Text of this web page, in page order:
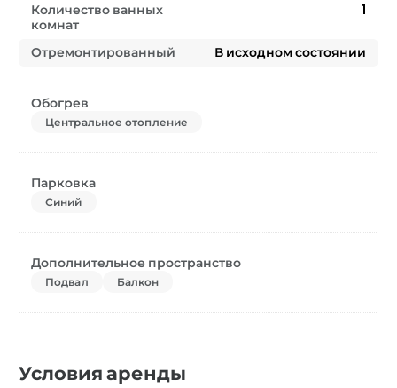
Количество ванных
комнат
1
Отремонтированный В исходном состоянии
Обогрев
Центральное отопление
Парковка
Синий
Дополнительное пространство
Подвал Балкон
Условия аренды